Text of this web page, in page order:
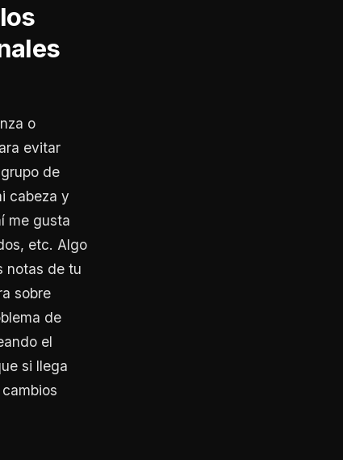
o
evitar
de
cabeza y
me gusta
etc. Algo
notas de tu
sobre
de
el
si llega